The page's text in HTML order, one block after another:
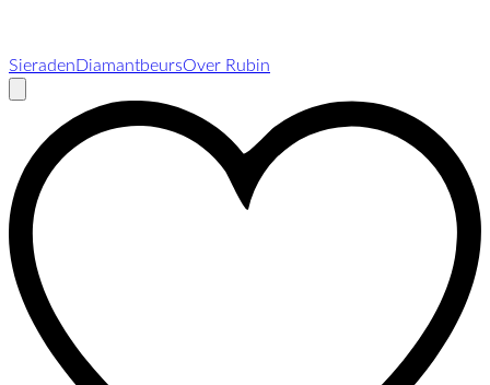
SieradenDiamantbeursOver Rubin